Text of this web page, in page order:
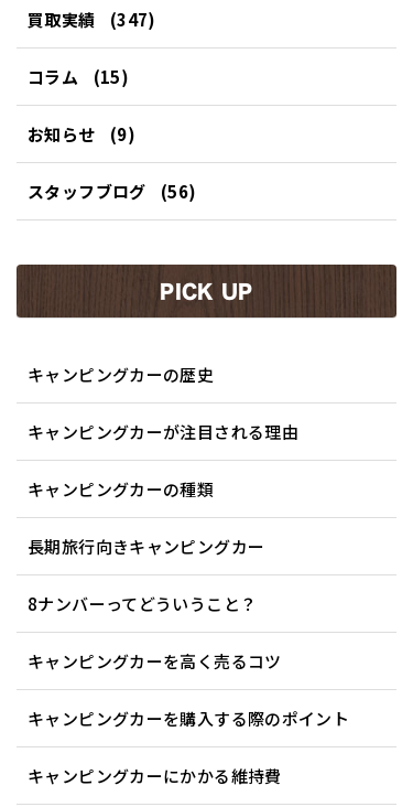
買取実績 (347)
コラム (15)
お知らせ (9)
スタッフブログ (56)
PICK UP
キャンピングカーの歴史
キャンピングカーが注目される理由
キャンピングカーの種類
長期旅行向きキャンピングカー
8ナンバーってどういうこと？
キャンピングカーを高く売るコツ
キャンピングカーを購入する際のポイント
キャンピングカーにかかる維持費